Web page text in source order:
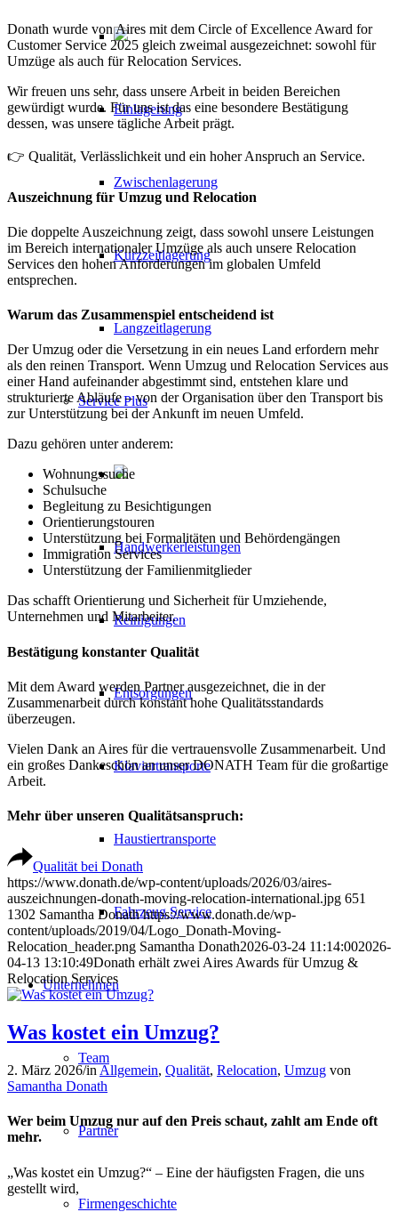
Einlagerung
Zwischenlagerung
Kurzzeitlagerung
Langzeitlagerung
Service Plus
Handwerkerleistungen
Reinigungen
Entsorgungen
Klaviertransporte
Haustiertransporte
Fahrzeug Service
Unternehmen
Team
Partner
Firmengeschichte
Donath wurde von Aires mit dem Circle of Excellence Award for
Customer Service 2025 gleich zweimal ausgezeichnet: sowohl für
Umzüge als auch für Relocation Services.
Wir freuen uns sehr, dass unsere Arbeit in beiden Bereichen
gewürdigt wurde. Für uns ist das eine besondere Bestätigung
dessen, was unsere tägliche Arbeit prägt.
👉 Qualität, Verlässlichkeit und ein hoher Anspruch an Service.
Auszeichnung für Umzug und Relocation
Die doppelte Auszeichnung zeigt, dass sowohl unsere Leistungen
im Bereich internationaler Umzüge als auch unsere Relocation
Services den hohen Anforderungen im globalen Umfeld
entsprechen.
Warum das Zusammenspiel entscheidend ist
Der Umzug oder die Versetzung in ein neues Land erfordern mehr
als den reinen Transport. Wenn Umzug und Relocation Services aus
einer Hand aufeinander abgestimmt sind, entstehen klare und
strukturierte Abläufe – von der Organisation über den Transport bis
zur Unterstützung bei der Ankunft im neuen Umfeld.
Dazu gehören unter anderem:
Wohnungssuche
Schulsuche
Begleitung zu Besichtigungen
Orientierungstouren
Unterstützung bei Formalitäten und Behördengängen
Immigration Services
Unterstützung der Familienmitglieder
Das schafft Orientierung und Sicherheit für Umziehende,
Unternehmen und Mitarbeiter.
Bestätigung konstanter Qualität
Mit dem Award werden Partner ausgezeichnet, die in der
Zusammenarbeit durch konstant hohe Qualitätsstandards
überzeugen.
Vielen Dank an Aires für die vertrauensvolle Zusammenarbeit. Und
ein großes Dankeschön an unser DONATH Team für die großartige
Arbeit.
Mehr über unseren Qualitätsanspruch:
Qualität bei Donath
https://www.donath.de/wp-content/uploads/2026/03/aires-
auszeichnungen-donath-moving-relocation-international.jpg 651
1302 Samantha Donath https://www.donath.de/wp-
content/uploads/2019/04/Logo_Donath-Moving-
Relocation_header.png Samantha Donath2026-03-24 11:14:002026-
04-13 13:10:49Donath erhält zwei Aires Awards für Umzug &
Relocation Services
Was kostet ein Umzug?
2. März 2026/in Allgemein, Qualität, Relocation, Umzug von
Samantha Donath
Wer beim Umzug nur auf den Preis schaut, zahlt am Ende oft
mehr.
„Was kostet ein Umzug?“ – Eine der häufigsten Fragen, die uns
gestellt wird,